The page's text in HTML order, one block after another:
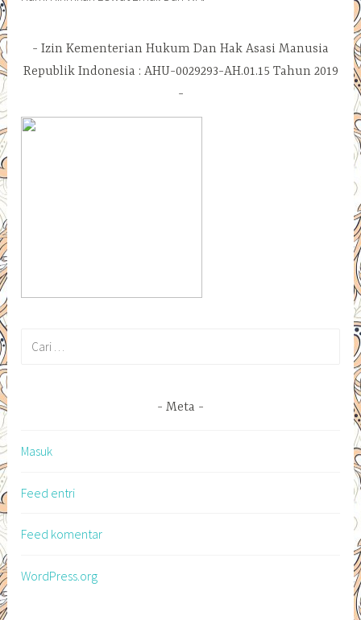
Izin Kementerian Hukum Dan Hak Asasi Manusia
Republik Indonesia : AHU-0029293-AH.01.15 Tahun 2019
Meta
Masuk
Feed entri
Feed komentar
WordPress.org